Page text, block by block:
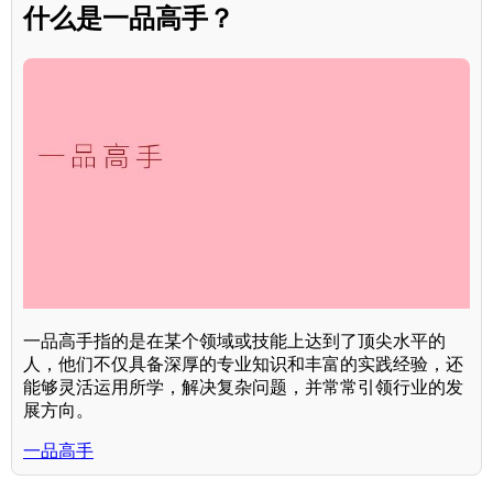
什么是一品高手？
一品高手指的是在某个领域或技能上达到了顶尖水平的
人，他们不仅具备深厚的专业知识和丰富的实践经验，还
能够灵活运用所学，解决复杂问题，并常常引领行业的发
展方向。
一品高手